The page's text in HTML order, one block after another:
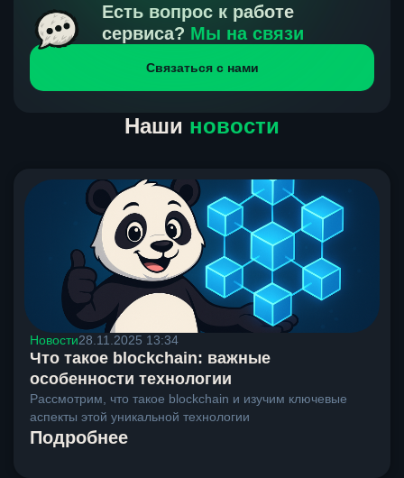
получения нами средств от тебя, а на другой части
направлений курс, указанный на сайте, является
окончательным. Если сомневаешься, напиши в онлайн-
чат на сайте, мы поможем разобраться.
Есть вопрос к работе
сервиса? Мы на связи
Связаться с нами
Наши новости
Новости28.11.2025 13:34
Что такое blockchain: важные
особенности технологии
Рассмотрим, что такое blockchain и изучим ключевые
аспекты этой уникальной технологии
Подробнее